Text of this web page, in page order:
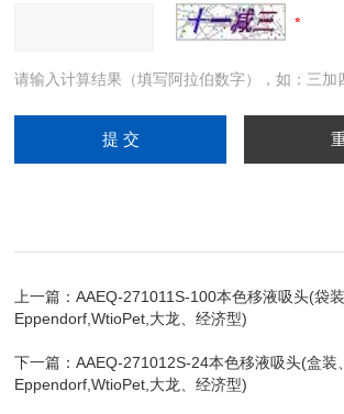
请输入计算结果（填写阿拉伯数字），如：三加
上一篇：AAEQ-271011S-100本色移液吸头(袋
Eppendorf,WtioPet,大龙、经济型)
下一篇：AAEQ-271012S-24本色移液吸头(盒装
Eppendorf,WtioPet,大龙、经济型)